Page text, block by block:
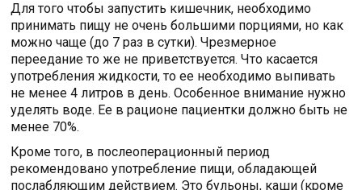
Для того чтобы запустить кишечник, необходимо
принимать пищу не очень большими порциями, но как
можно чаще (до 7 раз в сутки). Чрезмерное
переедание то же не приветствуется. Что касается
употребления жидкости, то ее необходимо выпивать
не менее 4 литров в день. Особенное внимание нужно
уделять воде. Ее в рационе пациентки должно быть не
менее 70%.
Кроме того, в послеоперационный период
рекомендовано употребление пищи, обладающей
послабляющим действием. Это бульоны, каши (кроме